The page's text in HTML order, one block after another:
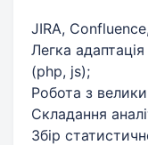
JIRA,
Легка
(php, js);
Робота з
Складання
Збір